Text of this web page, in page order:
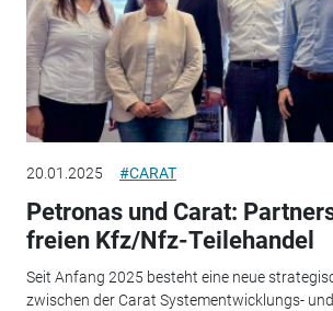
20.01.2025 #CARAT
Petronas und Carat:
freien Kfz/Nfz-Teilehandel
Seit Anfang 2025 besteht eine neue
zwischen der Carat Systementwicklungs-